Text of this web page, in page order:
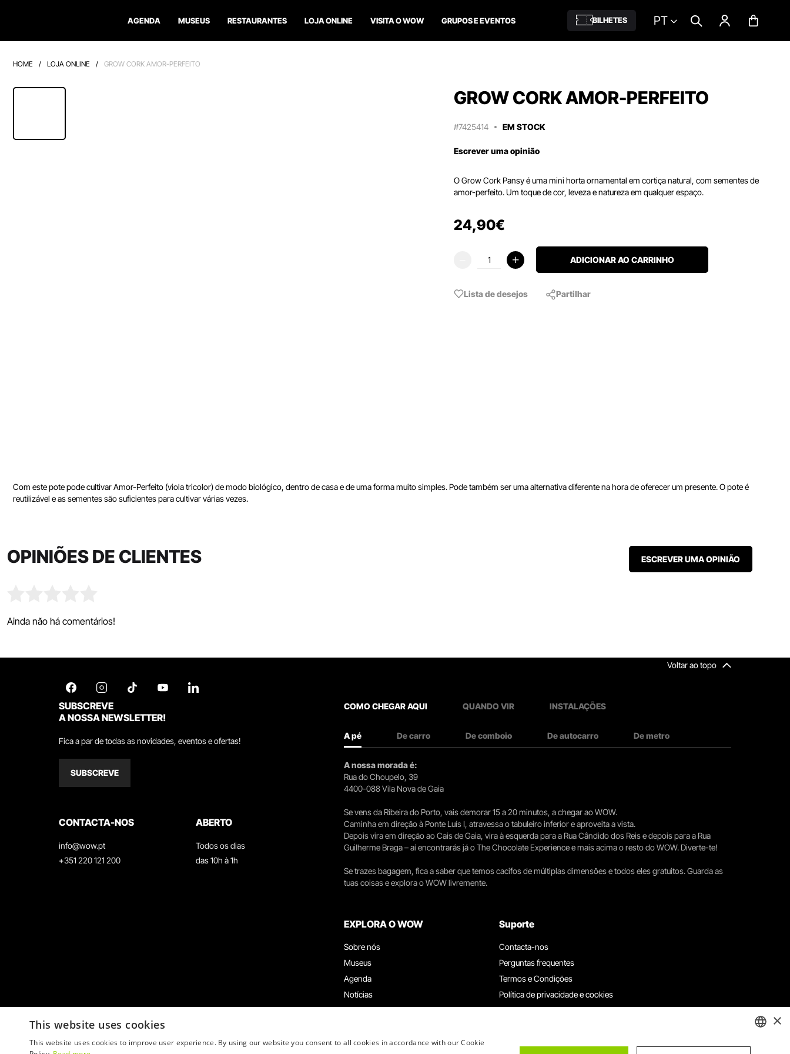
AGENDA MUSEUS RESTAURANTES LOJA ONLINE VISITA O WOW GRUPOS E EVENTOS BILHETES PT
HOME / LOJA ONLINE / GROW CORK AMOR-PERFEITO
GROW CORK AMOR-PERFEITO
#7425414 EM STOCK
Escrever uma opinião
O Grow Cork Pansy é uma mini horta ornamental em cortiça natural, com sementes de
amor-perfeito. Um toque de cor, leveza e natureza em qualquer espaço.
24,90€
ADICIONAR AO CARRINHO
Lista de desejos Partilhar
Com este pote pode cultivar Amor-Perfeito (viola tricolor) de modo biológico, dentro de casa e de uma forma muito simples. Pode também ser uma alternativa diferente na hora de oferecer um presente. O pote é
reutilizável e as sementes são suficientes para cultivar várias vezes.
OPINIÕES DE CLIENTES
Ainda não há comentários!
ESCREVER UMA OPINIÃO
Voltar ao topo
SUBSCREVE
A NOSSA NEWSLETTER!
Fica a par de todas as novidades, eventos e ofertas!
SUBSCREVE
CONTACTA-NOS
info@wow.pt
+351 220 121 200
ABERTO
Todos os dias
das 10h à 1h
COMO CHEGAR AQUI QUANDO VIR INSTALAÇÕES
A pé De carro De comboio De autocarro De metro
A nossa morada é:
Rua do Choupelo, 39
4400-088 Vila Nova de Gaia
Se vens da Ribeira do Porto, vais demorar 15 a 20 minutos, a chegar ao WOW.
Caminha em direção à Ponte Luís I, atravessa o tabuleiro inferior e aproveita a vista.
Depois vira em direção ao Cais de Gaia, vira à esquerda para a Rua Cândido dos Reis e depois para a Rua
Guilherme Braga – aí encontrarás já o The Chocolate Experience e mais acima o resto do WOW. Diverte-te!
Se trazes bagagem, fica a saber que temos cacifos de múltiplas dimensões e todos eles gratuitos. Guarda as
tuas coisas e explora o WOW livremente.
EXPLORA O WOW
Sobre nós
Museus
Agenda
Notícias
Restaurantes
Grupos e Eventos
Suporte
Contacta-nos
Perguntas frequentes
Termos e Condições
Política de privacidade e cookies
Trabalha connosco
×
This website uses cookies
This website uses cookies to improve user experience. By using our website you consent to all cookies in accordance with our Cookie